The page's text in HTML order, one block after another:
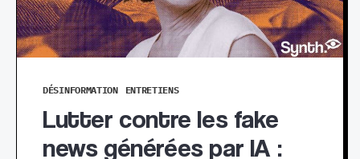
DÉSINFORMATION ENTRETIENS
Lutter contre les fake
news générées par IA :